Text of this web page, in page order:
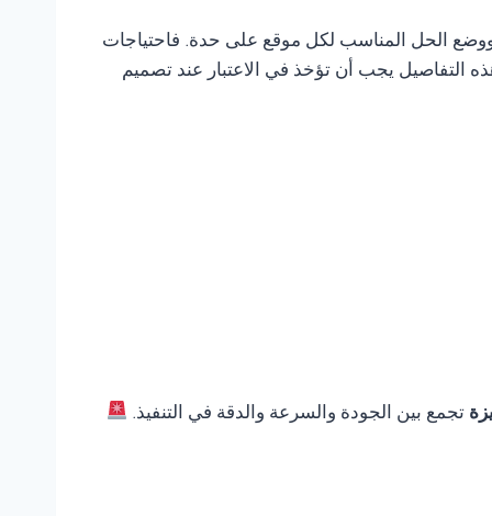
ووضع الحل المناسب لكل موقع على حدة. فاحتياجات
التفاصيل يجب أن تؤخذ في الاعتبار عند تصميم
تجمع بين الجودة والسرعة والدقة في التنفيذ.